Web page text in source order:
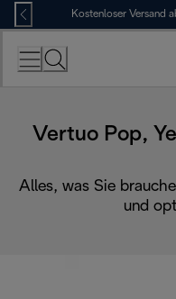
Skip
to
Content
Kostenloser Versand
Vertuo Pop,
Alles, was Sie
und